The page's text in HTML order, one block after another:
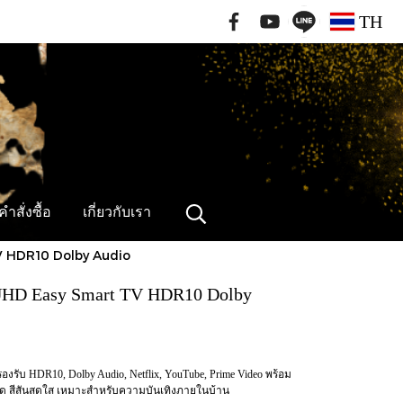
TH
ำสั่งซื้อ เกี่ยวกับเรา
HDR10 Dolby Audio
Easy Smart TV HDR10 Dolby
รับ HDR10, Dolby Audio, Netflix, YouTube, Prime Video พร้อม
ด สีสันสดใส เหมาะสำหรับความบันเทิงภายในบ้าน